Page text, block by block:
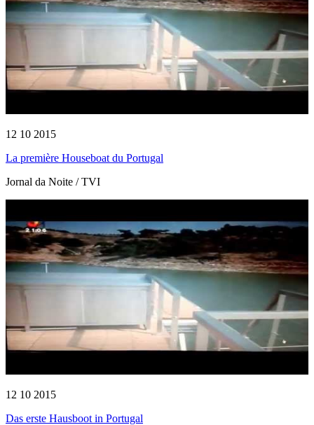
12 10 2015
La première Houseboat du Portugal
Jornal da Noite / TVI
12 10 2015
Das erste Hausboot in Portugal